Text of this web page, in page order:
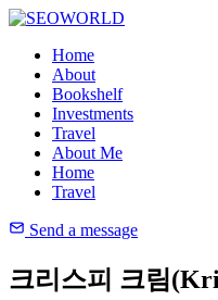
Home
About
Bookshelf
Investments
Travel
About Me
Home
Travel
Send a message
크리스피 크림